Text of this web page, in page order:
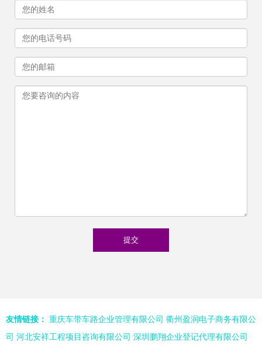
友情链接： 重庆车带车路企业管理有限公司 衢州盈润电子商务有限公
司 河北安祥工程项目咨询有限公司 深圳鹏翔企业登记代理有限公司